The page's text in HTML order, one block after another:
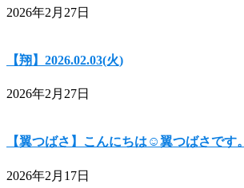
2026年2月27日
【翔】2026.02.03(火)
2026年2月27日
【翼つばさ】こんにちは☺翼つばさです。
2026年2月17日